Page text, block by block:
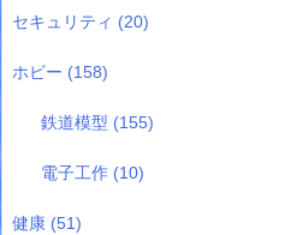
セキュリティ (20)
ホビー (158)
鉄道模型 (155)
電子工作 (10)
健康 (51)